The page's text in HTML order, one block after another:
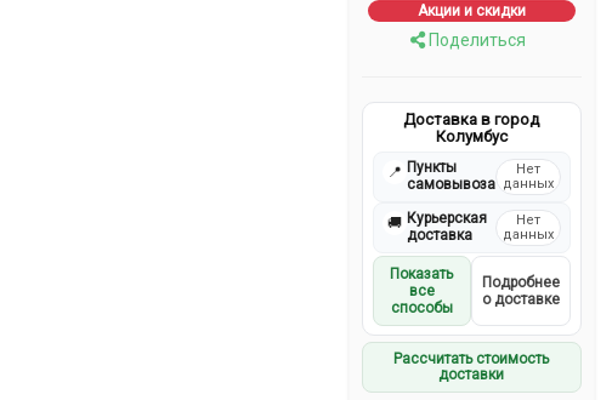
Акции и скидки
Поделиться
Доставка в город
Колумбус
📍 Пункты
самовывоза
Нет
данных
🚚 Курьерская
доставка
Нет
данных
Показать
все
способы
Подробнее
о доставке
Рассчитать стоимость
доставки